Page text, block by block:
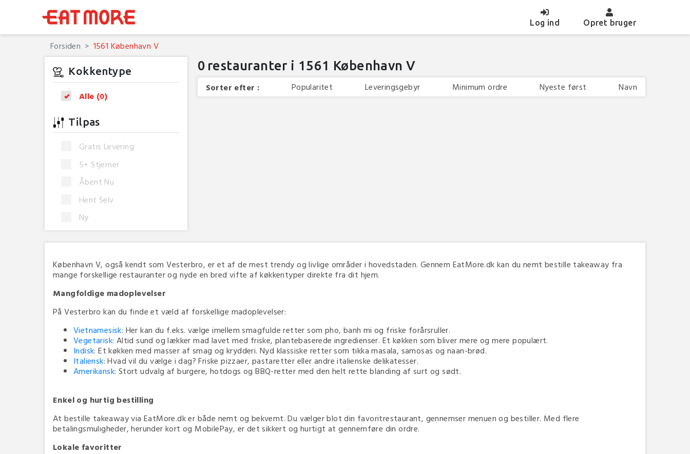
Log ind (current)Opret bruger
Forsiden 1561 København V
Kokkentype
Alle (0)
Tilpas
Gratis Levering
5+ Stjerner
Åbent Nu
Hent Selv
Ny
0 restauranter i 1561 København V
Sorter efter : Popularitet Leveringsgebyr Minimum ordre Nyeste først Navn
København V, også kendt som Vesterbro, er et af de mest trendy og livlige områder i hovedstaden. Gennem EatMore.dk kan du nemt bestille takeaway fra
mange forskellige restauranter og nyde en bred vifte af køkkentyper direkte fra dit hjem.
Mangfoldige madoplevelser
På Vesterbro kan du finde et væld af forskellige madoplevelser:
Vietnamesisk: Her kan du f.eks. vælge imellem smagfulde retter som pho, banh mi og friske forårsruller.
Vegetarisk: Altid sund og lækker mad lavet med friske, plantebaserede ingredienser. Et køkken som bliver mere og mere populært.
Indisk: Et køkken med masser af smag og krydderi. Nyd klassiske retter som tikka masala, samosas og naan-brød.
Italiensk: Hvad vil du vælge i dag? Friske pizzaer, pastaretter eller andre italienske delikatesser.
Amerikansk: Stort udvalg af burgere, hotdogs og BBQ-retter med den helt rette blanding af surt og sødt.
Enkel og hurtig bestilling
At bestille takeaway via EatMore.dk er både nemt og bekvemt. Du vælger blot din favoritrestaurant, gennemser menuen og bestiller. Med flere
betalingsmuligheder, herunder kort og MobilePay, er det sikkert og hurtigt at gennemføre din ordre.
Lokale favoritter